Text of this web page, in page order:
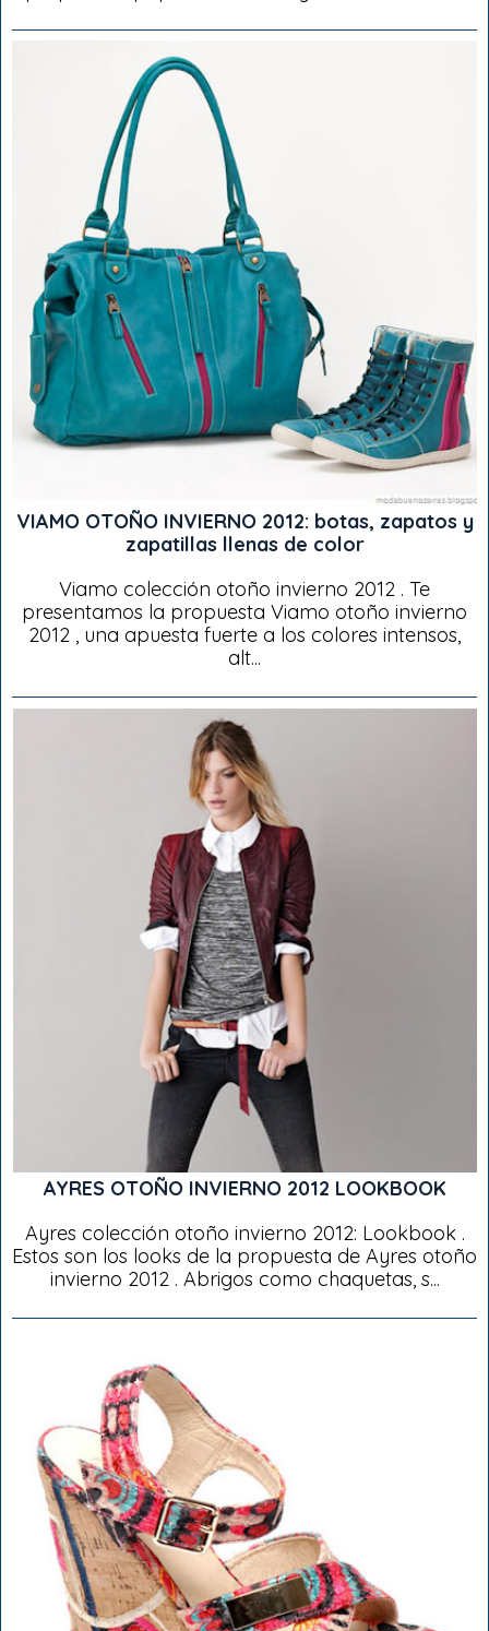
VIAMO OTOÑO INVIERNO 2012: botas, zapatos y
zapatillas llenas de color
Viamo colección otoño invierno 2012 . Te
presentamos la propuesta Viamo otoño invierno
2012 , una apuesta fuerte a los colores intensos,
alt...
AYRES OTOÑO INVIERNO 2012 LOOKBOOK
Ayres colección otoño invierno 2012: Lookbook .
Estos son los looks de la propuesta de Ayres otoño
invierno 2012 . Abrigos como chaquetas, s...